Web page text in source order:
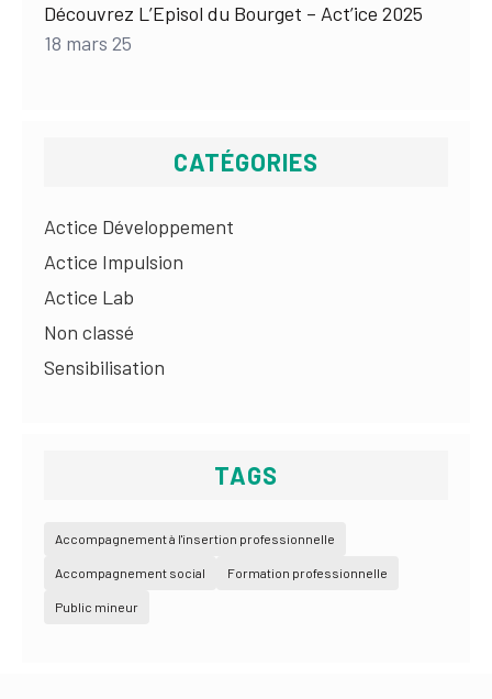
Découvrez L’Episol du Bourget – Act’ice 2025
18 mars 25
CATÉGORIES
Actice Développement
Actice Impulsion
Actice Lab
Non classé
Sensibilisation
TAGS
Accompagnement à l'insertion professionnelle
Accompagnement social Formation professionnelle
Public mineur